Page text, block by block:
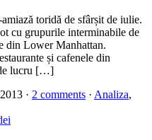
toridă de sfârșit de iulie.
cu grupurile interminabile de
din Lower Manhattan.
și cafenele din
lucru […]
· 2 comments · Analiza,